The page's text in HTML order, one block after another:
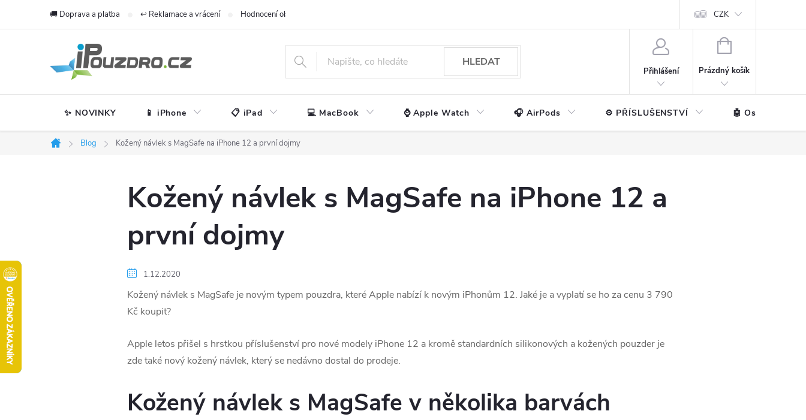
🚚 Doprava a platba ↩️ Reklamace a vrácení Hodnocení obchodu CZK
HLEDAT
Přihlášení
NÁKUPNÍ
Prázdný košík
✨ NOVINKY 📱 iPhone 📋 iPad 💻 MacBook ⌚ Apple Watch 🎧 AirPods ⚙️ PŘÍSLUŠENSTVÍ 🤖 Ostatní
Domů
Blog Kožený návlek s MagSafe na iPhone 12 a první dojmy
Kožený návlek s MagSafe na iPhone 12 a
první dojmy
1.12.2020
Kožený návlek s MagSafe je novým typem pouzdra, které Apple nabízí k novým iPhonům 12. Jaké je a vyplatí se ho za cenu 3 790
Kč koupit?
Apple letos přišel s hrstkou příslušenství pro nové modely iPhone 12 a kromě standardních silikonových a kožených pouzder je
zde také nový kožený návlek, který se nedávno dostal do prodeje.
Kožený návlek s MagSafe v několika barvách